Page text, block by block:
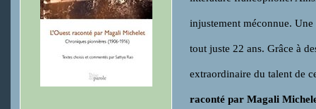
injustement méconnue.
tout juste 22 ans. Grâce à
extraordinaire du talent de
raconté par Magali